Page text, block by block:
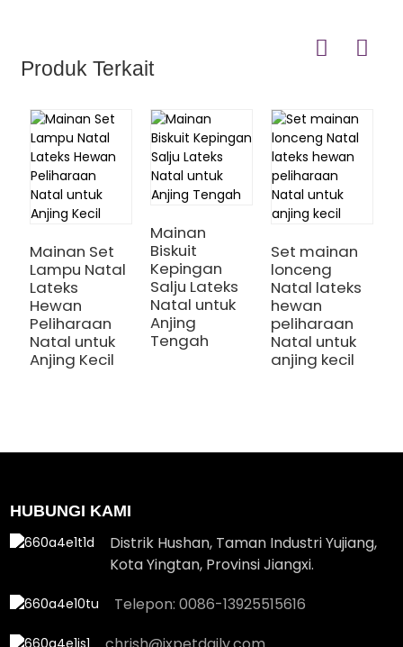
Produk Terkait
Mainan Set
Lampu Natal
Lateks
Hewan
Peliharaan
Natal untuk
Anjing Kecil
Mainan
Biskuit
Kepingan
Salju Lateks
Natal untuk
Anjing
Tengah
Set mainan
lonceng
Natal lateks
hewan
peliharaan
Natal untuk
anjing kecil
HUBUNGI KAMI
Distrik Hushan, Taman Industri Yujiang,
Kota Yingtan, Provinsi Jiangxi.
Telepon: 0086-13925515616